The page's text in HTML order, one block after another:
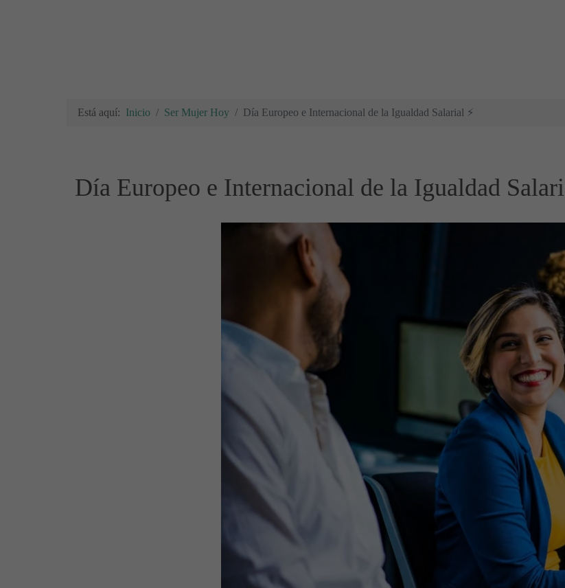
Está aquí: Inicio Ser Mujer Hoy Día Europeo e Internacional de la Igualdad Salarial ⚡
Día Europeo e Internacional de la Igualdad